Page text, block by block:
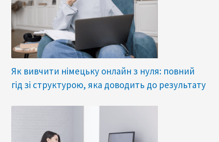
Як вивчити німецьку онлайн з нуля: повний
гід зі структурою, яка доводить до результату